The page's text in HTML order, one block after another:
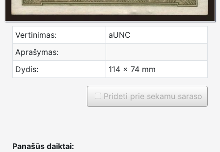
Vertinimas:
aUNC
Aprašymas:
Dydis:
114 x 74 mm
Prideti prie sekamu saraso
Panašūs daiktai: